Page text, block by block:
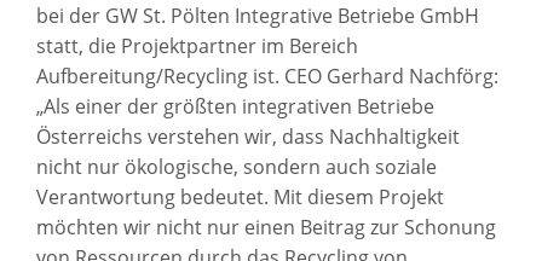
bei der GW St. Pölten Integrative Betriebe GmbH
statt, die Projektpartner im Bereich
Aufbereitung/Recycling ist. CEO Gerhard Nachförg:
„Als einer der größten integrativen Betriebe
Österreichs verstehen wir, dass Nachhaltigkeit
nicht nur ökologische, sondern auch soziale
Verantwortung bedeutet. Mit diesem Projekt
möchten wir nicht nur einen Beitrag zur Schonung